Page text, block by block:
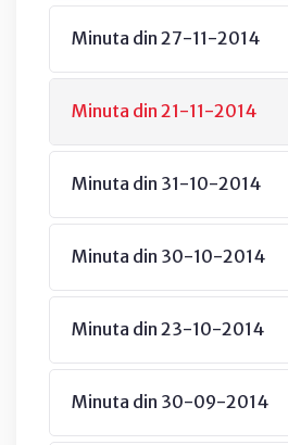
Minuta din 27-11-2014
Minuta din 21-11-2014
Minuta din 31-10-2014
Minuta din 30-10-2014
Minuta din 23-10-2014
Minuta din 30-09-2014